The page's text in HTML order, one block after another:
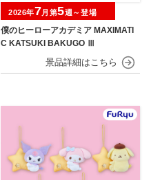
僕のヒーローアカデミア MAXIMATI
C KATSUKI BAKUGO Ⅲ
2026年7月第5週～登場